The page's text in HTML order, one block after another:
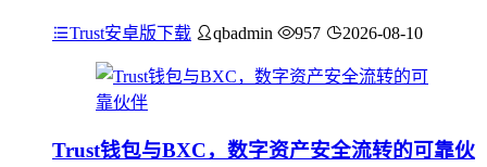
Trust安卓版下载 qbadmin 957 2026-08-10
Trust钱包与BXC，数字资产安全流转的可靠伙